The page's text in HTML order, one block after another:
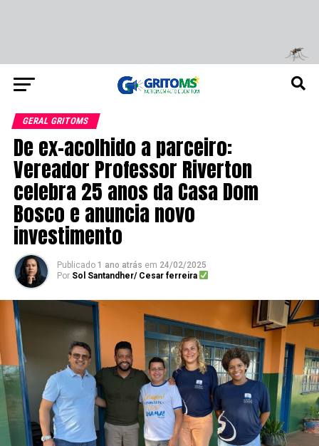
GERAL GRITOMS
De ex-acolhido a parceiro:
Vereador Professor Riverton
celebra 25 anos da Casa Dom
Bosco e anuncia novo
investimento
Publicado 1 ano atrás em 24/02/2025
Por Sol Santandher/ Cesar ferreira